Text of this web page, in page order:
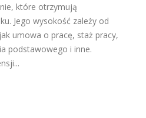
które otrzymują
Jego wysokość zależy od
umowa o pracę, staż pracy,
podstawowego i inne.